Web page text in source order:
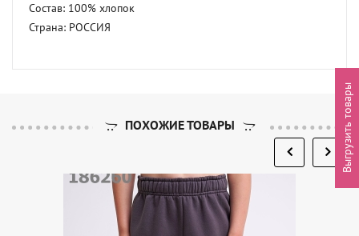
Состав: 100% хлопок
Страна: РОССИЯ
ПОХОЖИЕ ТОВАРЫ Выгрузить товары